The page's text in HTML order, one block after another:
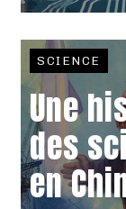
SCIENCE
Une
des
en